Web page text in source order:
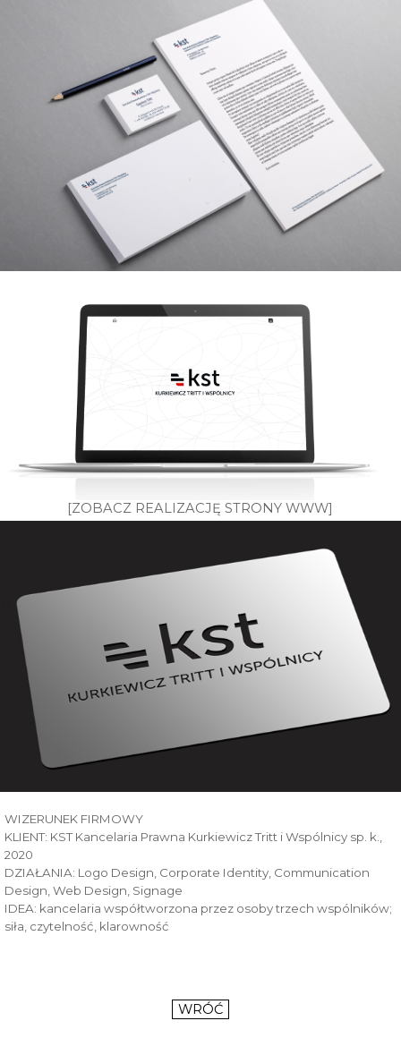
[ZOBACZ REALIZACJĘ STRONY WWW]
WIZERUNEK FIRMOWY
KLIENT: KST Kancelaria Prawna Kurkiewicz Tritt i Wspólnicy sp. k.,
2020
DZIAŁANIA: Logo Design, Corporate Identity, Communication
Design, Web Design, Signage
IDEA: kancelaria współtworzona przez osoby trzech wspólników;
siła, czytelność, klarowność
WRÓĆ